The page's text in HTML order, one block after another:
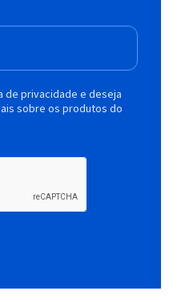
de privacidade e deseja
sobre os produtos do